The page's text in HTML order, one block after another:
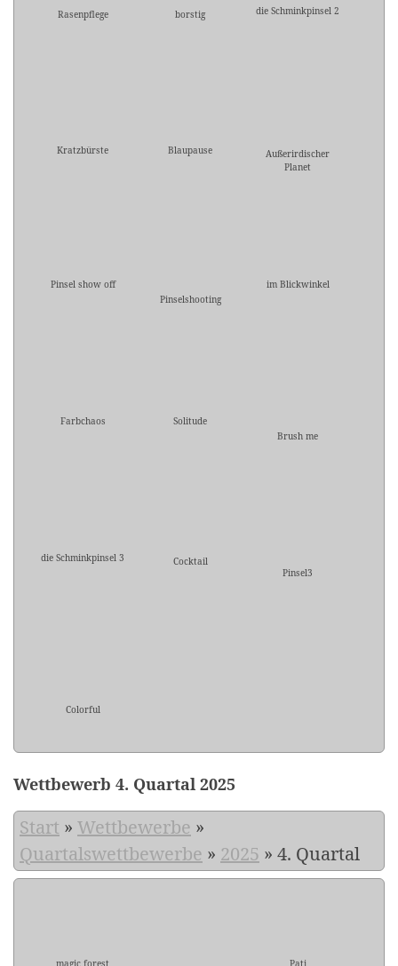
Rasenpflege borstig die Schminkpinsel 2
Kratzbürste Blaupause
Außerirdischer
Planet
Pinsel show off
Pinselshooting
im Blickwinkel
Farbchaos
Solitude
Brush me
die Schminkpinsel 3
Cocktail
Pinsel3
Colorful
Wettbewerb 4. Quartal 2025
Start » Wettbewerbe »
Quartalswettbewerbe » 2025 » 4. Quartal